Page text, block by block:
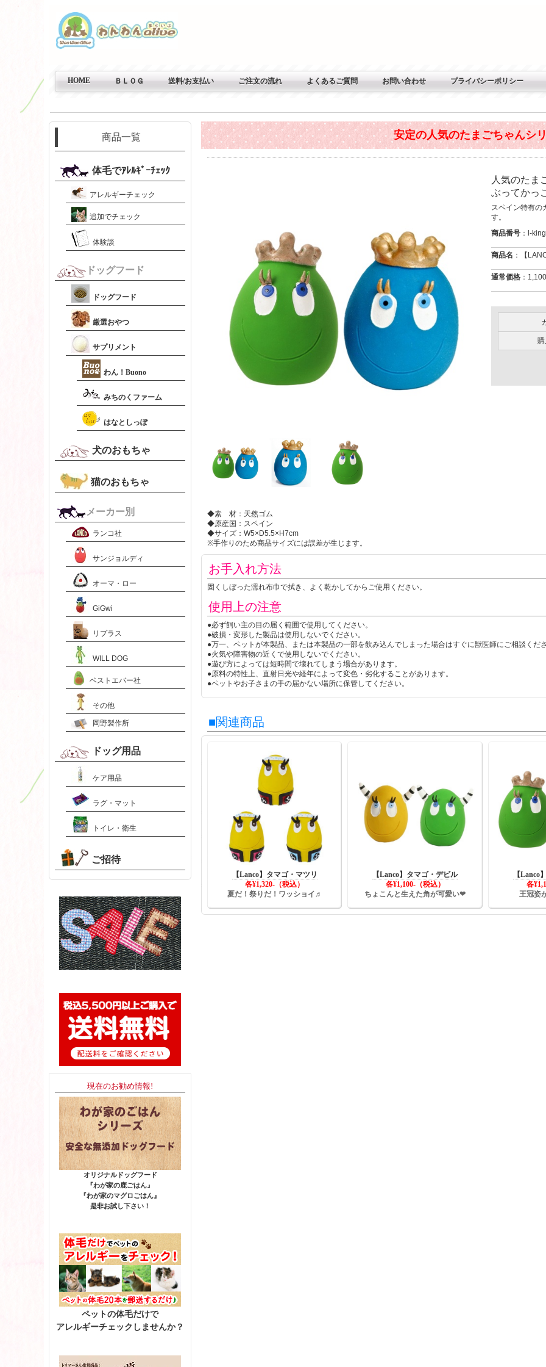
HOME ＢＬＯＧ 送料/お支払い ご注文の流れ よくあるご質問 お問い合わせ プライバシーポリシー
安定の人気のたまごちゃんシ
人気のたま
ぶってかっ
スペイン特有の
す。
商品番号 ：l-
商品名 ：【
通常価格 ：
◆素 材：天然ゴム
◆原産国：スペイン
◆サイズ：W5×D5.5×H7cm
※手作りのため商品サイズには誤差が生じます。
お手入れ方法
固くしぼった濡れ布巾で拭き、よく乾かしてからご使用ください。
使用上の注意
●必ず飼い主の目の届く範囲で使用してください。
●破損・変形した製品は使用しないでください。
●万一、ペットが本製品、または本製品の一部を飲み込んでしまった場合はすぐに獣医師にご相談くだ
●火気や障害物の近くで使用しないでください。
●遊び方によっては短時間で壊れてしまう場合があります。
●原料の特性上、直射日光や経年によって変色・劣化することがあります。
●ペットやお子さまの手の届かない場所に保管してください。
■関連商品
【Lanco】タマゴ・マツリ
各¥1,320-（税込）
夏だ！祭りだ！ワッショイ♬
【Lanco】タマゴ・デビル
各¥1,100-（税込）
ちょこんと生えた角が可愛い❤
【Lanco
各
王冠姿
商品一覧
体毛でｱﾚﾙｷﾞｰﾁｪｯｸ
アレルギーチェック
追加でチェック
体験談
ドッグフード
ドッグフード
厳選おやつ
サプリメント
わん！Buono
みちのくファーム
はなとしっぽ
犬のおもちゃ
猫のおもちゃ
メーカー別
ランコ社
サンジョルディ
オーマ・ロー
GiGwi
リプラス
WILL DOG
ベストエバー社
その他
岡野製作所
ドッグ用品
ケア用品
ラグ・マット
トイレ・衛生
ご招待
現在のお勧め情報!
オリジナルドッグフード
『わが家の鹿ごはん』
『わが家のマグロごはん』
是非お試し下さい！
ペットの体毛だけで
アレルギーチェックしませんか？